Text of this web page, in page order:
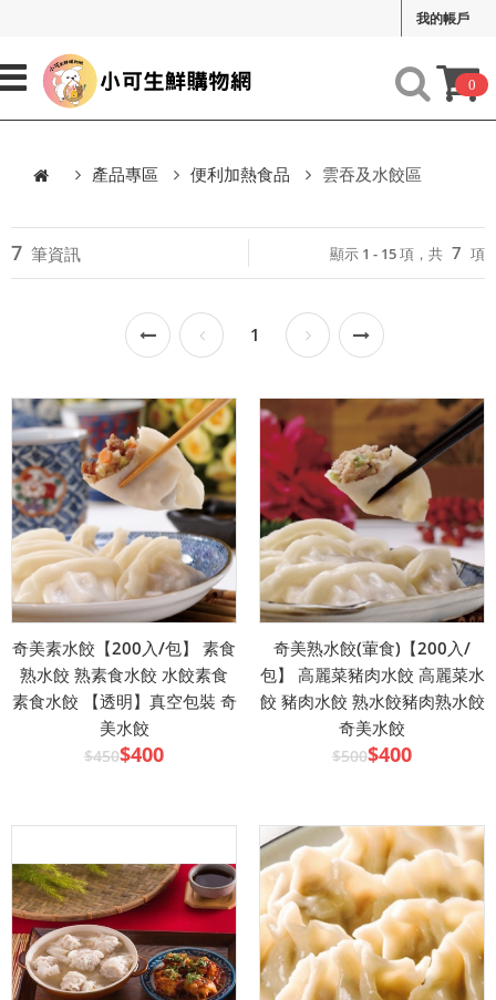
我的帳戶
0
產品專區 便利加熱食品 雲吞及水餃區
7 筆資訊 顯示 1 - 15 項，共 7 項
1
奇美素水餃【200入/包】 素食
熟水餃 熟素食水餃 水餃素食
素食水餃 【透明】真空包裝 奇
美水餃
$450$400
奇美熟水餃(葷食)【200入/
包】 高麗菜豬肉水餃 高麗菜水
餃 豬肉水餃 熟水餃豬肉熟水餃
奇美水餃
$500$400